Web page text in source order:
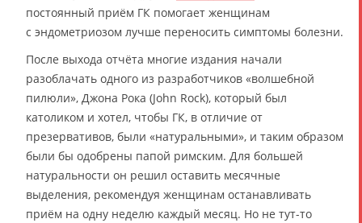
постоянный приём ГК помогает женщинам
с эндометриозом лучше переносить симптомы болезни.
После выхода отчёта многие издания начали
разоблачать одного из разработчиков «волшебной
пилюли», Джона Рока (John Rock), который был
католиком и хотел, чтобы ГК, в отличие от
презервативов, были «натуральными», и таким образом
были бы одобрены папой римским. Для большей
натуральности он решил оставить месячные
выделения, рекомендуя женщинам останавливать
приём на одну неделю каждый месяц. Но не тут-то